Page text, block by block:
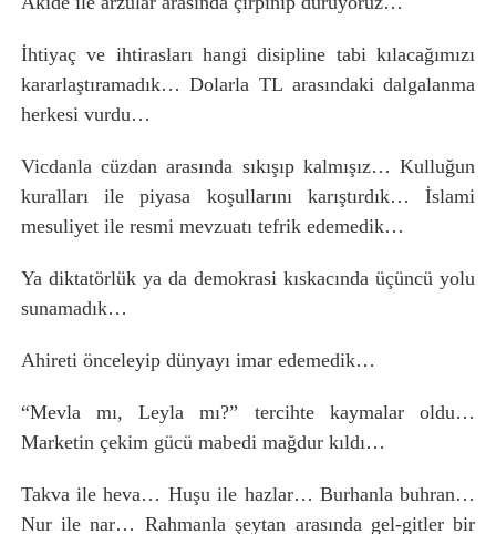
İhtiyaç ve ihtirasları hangi disipline tabi kılacağımızı
kararlaştıramadık… Dolarla TL arasındaki dalgalanma
herkesi vurdu…
Vicdanla cüzdan arasında sıkışıp kalmışız… Kulluğun
kuralları ile piyasa koşullarını karıştırdık… İslami
mesuliyet ile resmi mevzuatı tefrik edemedik…
Ya diktatörlük ya da demokrasi kıskacında üçüncü yolu
sunamadık…
Ahireti önceleyip dünyayı imar edemedik…
“Mevla mı, Leyla mı?” tercihte kaymalar oldu…
Marketin çekim gücü mabedi mağdur kıldı…
Takva ile heva… Huşu ile hazlar… Burhanla buhran…
Nur ile nar… Rahmanla şeytan arasında gel-gitler bir